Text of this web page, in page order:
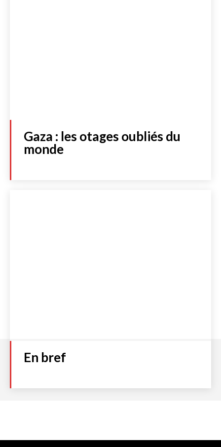
Gaza : les otages oubliés du
monde
En bref